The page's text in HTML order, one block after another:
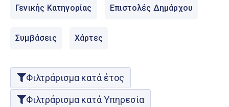
Γενικής Κατηγορίας Επιστολές Δημάρχου
Συμβάσεις Χάρτες
Φιλτράρισμα κατά έτος
Φιλτράρισμα κατά Υπηρεσία